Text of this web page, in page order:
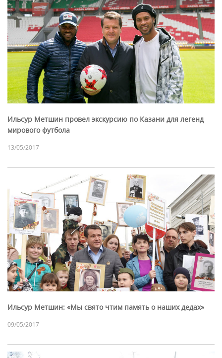
Ильсур Метшин провел экскурсию по Казани для легенд
мирового футбола
13/05/2017
Ильсур Метшин: «Мы свято чтим память о наших дедах»
09/05/2017